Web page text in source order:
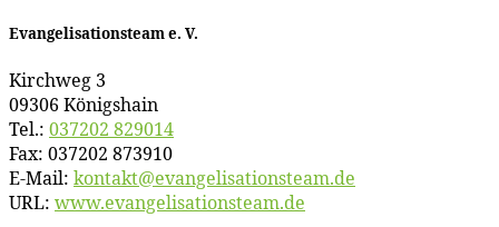
Evan­ge­li­sa­ti­ons­team e. V.
Kirch­weg 3
09306 Königshain
Tel.: 037202 829014
Fax: 037202 873910
E‑Mail: kontakt@​evangelisationsteam.​de
URL: www​.evan​ge​li​sa​ti​ons​team​.de